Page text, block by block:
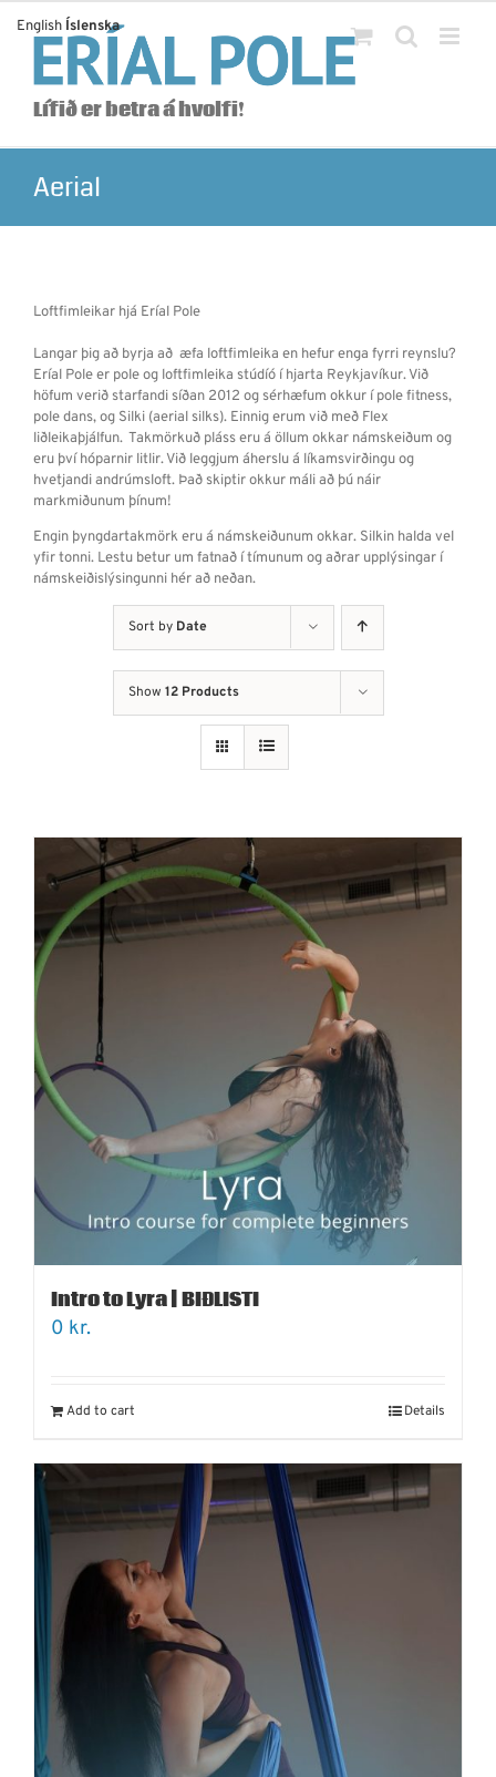
content
Lífið er betra á hvolfi!
Aerial
Loftfimleikar hjá Eríal Pole
Langar þig að byrja að æfa loftfimleika en hefur enga fyrri reynslu?
Eríal Pole er pole og loftfimleika stúdíó í hjarta Reykjavíkur. Við
höfum verið starfandi síðan 2012 og sérhæfum okkur í pole fitness,
pole dans, og Silki (aerial silks). Einnig erum við með Flex
liðleikaþjálfun. Takmörkuð pláss eru á öllum okkar námskeiðum og
eru því hóparnir litlir. Við leggjum áherslu á líkamsvirðingu og
hvetjandi andrúmsloft. Það skiptir okkur máli að þú náir
markmiðunum þínum!
Engin þyngdartakmörk eru á námskeiðunum okkar. Silkin halda vel
yfir tonni. Lestu betur um fatnað í tímunum og aðrar upplýsingar í
námskeiðislýsingunni hér að neðan.
Sort by Date
Show 12 Products
Intro to Lyra | BIÐLISTI
0 kr.
Add to cart Details
English Íslenska